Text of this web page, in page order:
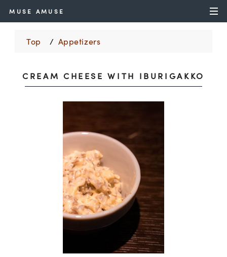
MUSE AMUSE
Top Appetizers
CREAM CHEESE WITH IBURIGAKKO